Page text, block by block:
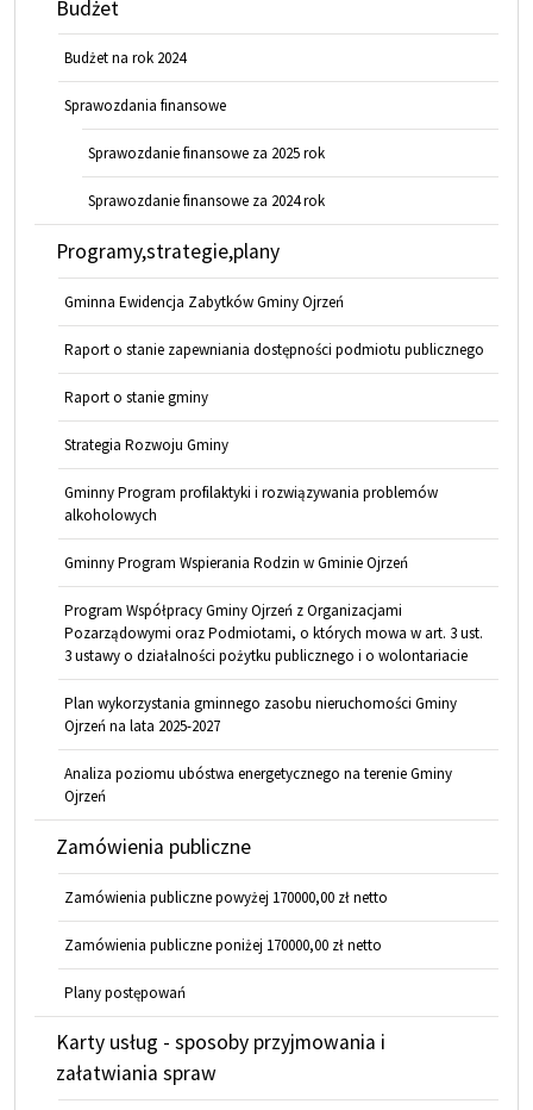
Budżet
Budżet na rok 2024
Sprawozdania finansowe
Sprawozdanie finansowe za 2025 rok
Sprawozdanie finansowe za 2024 rok
Programy,strategie,plany
Gminna Ewidencja Zabytków Gminy Ojrzeń
Raport o stanie zapewniania dostępności podmiotu publicznego
Raport o stanie gminy
Strategia Rozwoju Gminy
Gminny Program profilaktyki i rozwiązywania problemów
alkoholowych
Gminny Program Wspierania Rodzin w Gminie Ojrzeń
Program Współpracy Gminy Ojrzeń z Organizacjami
Pozarządowymi oraz Podmiotami, o których mowa w art. 3 ust.
3 ustawy o działalności pożytku publicznego i o wolontariacie
Plan wykorzystania gminnego zasobu nieruchomości Gminy
Ojrzeń na lata 2025-2027
Analiza poziomu ubóstwa energetycznego na terenie Gminy
Ojrzeń
Zamówienia publiczne
Zamówienia publiczne powyżej 170000,00 zł netto
Zamówienia publiczne poniżej 170000,00 zł netto
Plany postępowań
Karty usług - sposoby przyjmowania i
załatwiania spraw